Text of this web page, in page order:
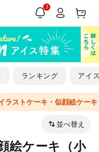
3
ランキング アイ
ラストケーキ・似顔絵ケーキ
並べ替え
絵ケーキ（小